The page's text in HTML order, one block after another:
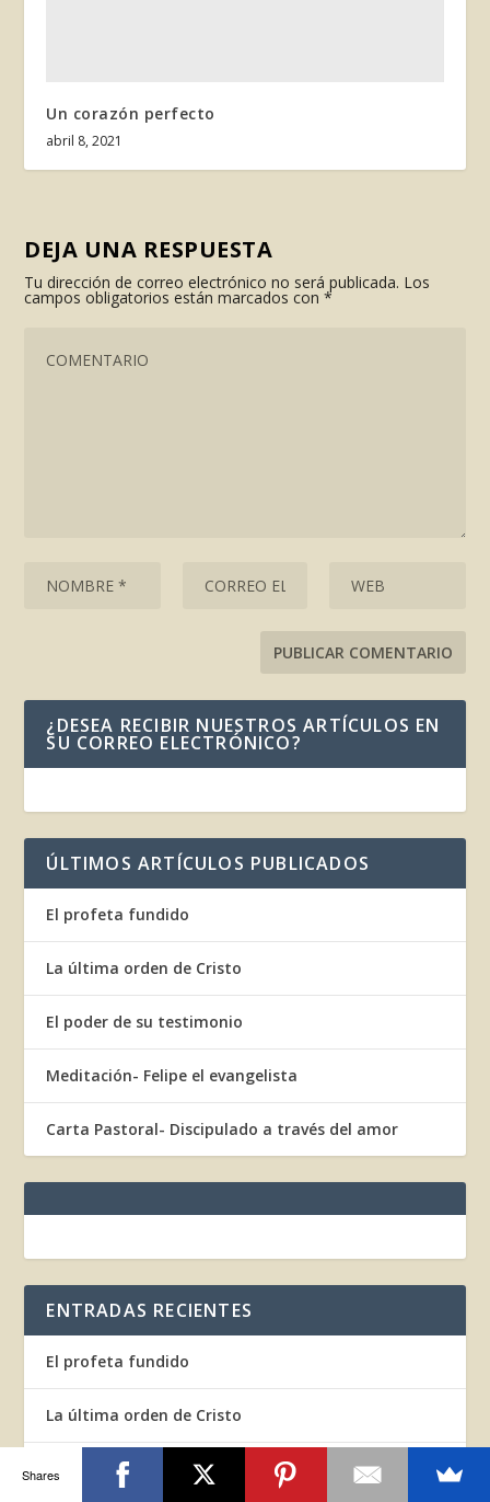
Un corazón perfecto
abril 8, 2021
DEJA UNA RESPUESTA
Tu dirección de correo electrónico no será publicada. Los
campos obligatorios están marcados con*
¿DESEA RECIBIR NUESTROS ARTÍCULOS EN
SU CORREO ELECTRÓNICO?
ÚLTIMOS ARTÍCULOS PUBLICADOS
El profeta fundido
La última orden de Cristo
El poder de su testimonio
Meditación- Felipe el evangelista
Carta Pastoral- Discipulado a través del amor
ENTRADAS RECIENTES
El profeta fundido
La última orden de Cristo
El poder de su testimonio
Shares